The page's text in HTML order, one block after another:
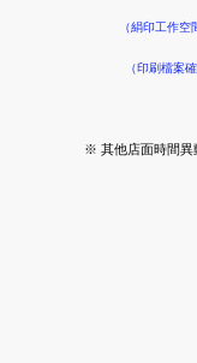
（絹印工作
（印刷檔案
※ 其他店面時間異